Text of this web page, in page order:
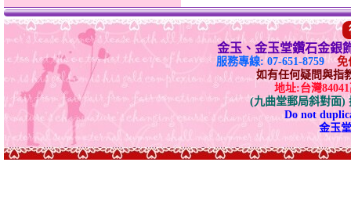
金玉、金玉堂鑽石金銀
服務專線: 07-651-8759
免
如有任何疑問與指
地址:台灣
(九曲堂郵局斜對面)
Do not
金玉